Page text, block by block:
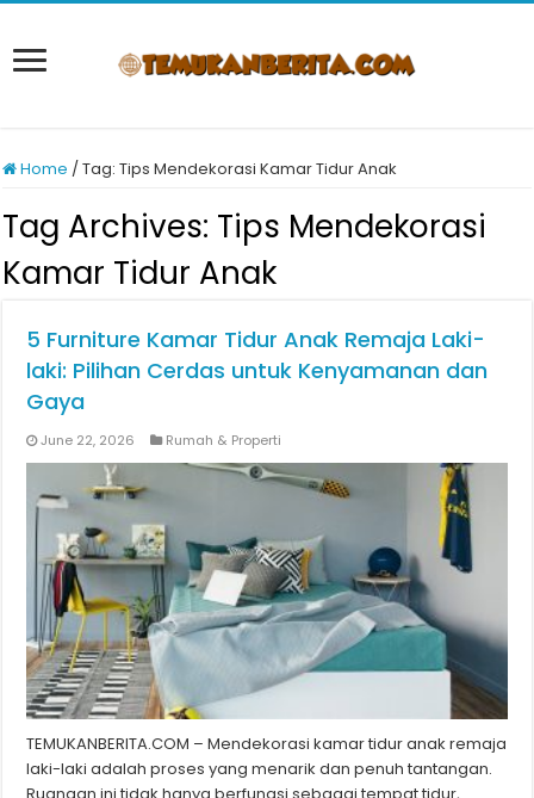
Home /Tag:Tips Mendekorasi Kamar Tidur Anak
Tag Archives: Tips Mendekorasi
Kamar Tidur Anak
5 Furniture Kamar Tidur Anak Remaja Laki-
laki: Pilihan Cerdas untuk Kenyamanan dan
Gaya
June 22, 2026 Rumah & Properti
TEMUKANBERITA.COM – Mendekorasi kamar tidur anak remaja
laki-laki adalah proses yang menarik dan penuh tantangan.